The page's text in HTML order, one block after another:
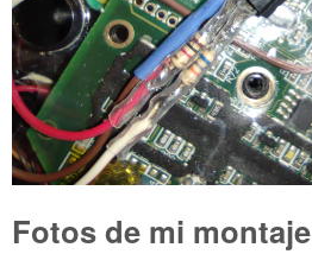
Fotos de mi montaje